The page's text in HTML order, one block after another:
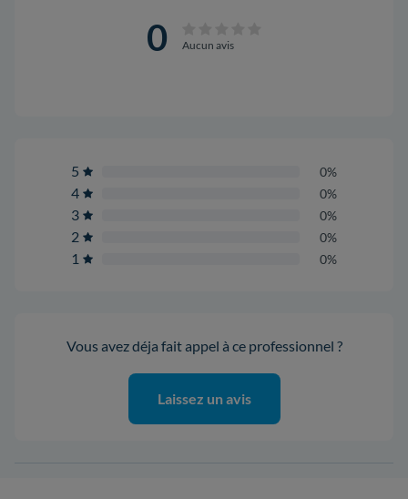
0 Aucun avis
5 0%
4 0%
3 0%
2 0%
1 0%
Vous avez déja fait appel à ce professionnel ?
Laissez un avis